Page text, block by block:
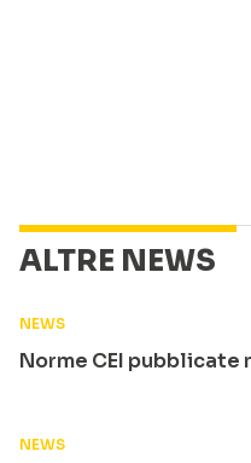
ALTRE NEWS
NEWS
Norme CEI pubblicate
NEWS